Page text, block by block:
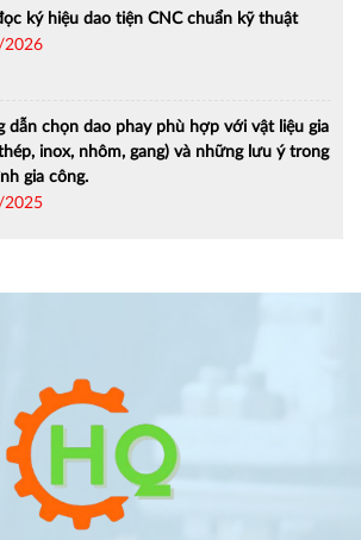
ký hiệu dao tiện CNC chuẩn kỹ thuật
2026
dẫn chọn dao phay phù hợp với vật liệu gia
inox, nhôm, gang) và những lưu ý trong
gia công.
2025